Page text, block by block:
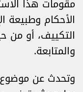
مقومات هذا
الأحكام وطبيعة
التكييف، أو من
والمتابعة.
وتحدث عن موضوع